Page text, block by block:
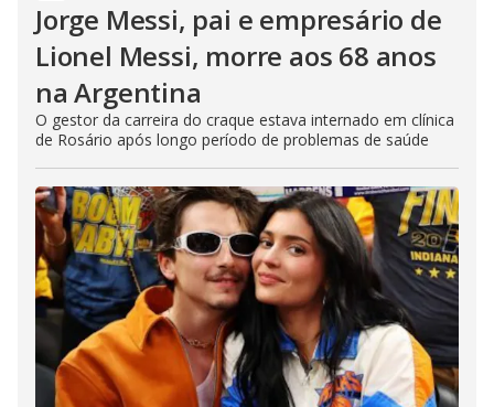
Jorge Messi, pai e empresário de
Lionel Messi, morre aos 68 anos
na Argentina
O gestor da carreira do craque estava internado em clínica
de Rosário após longo período de problemas de saúde